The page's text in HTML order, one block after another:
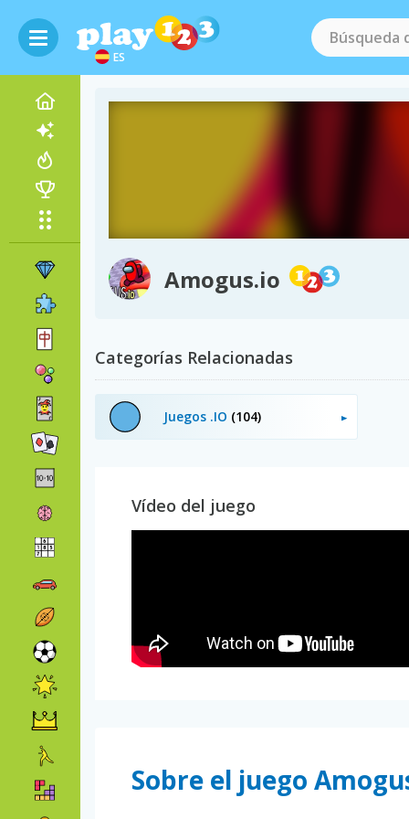
ES
Amogus.io
Categorías Relacionadas
Juegos .IO (104)
Vídeo del juego
Sobre el juego